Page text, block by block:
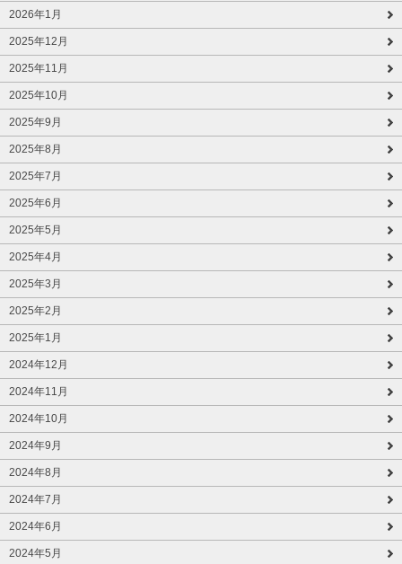
2026年1月
2025年12月
2025年11月
2025年10月
2025年9月
2025年8月
2025年7月
2025年6月
2025年5月
2025年4月
2025年3月
2025年2月
2025年1月
2024年12月
2024年11月
2024年10月
2024年9月
2024年8月
2024年7月
2024年6月
2024年5月